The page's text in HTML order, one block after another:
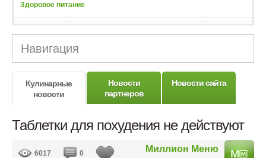
Здоровое питание
Навигация
Кулинарные
новости
Новости
партнеров
Новости сайта
Таблетки для похудения не действуют
Миллион Меню
6017 0